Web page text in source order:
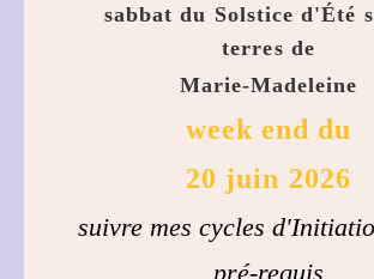
sabbat du Solstice d'Été
terres de
Marie-Madeleine
week end du
20 juin 2026
suivre mes cycles
pré-requis